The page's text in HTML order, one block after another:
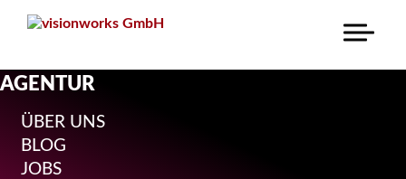
NAVIGATION
ÜBERSPRINGEN
AGENTUR
ÜBER UNS
BLOG
JOBS